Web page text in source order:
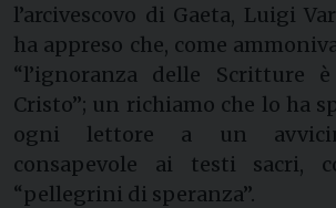
l’arcivescovo di Gaeta, Luigi
ha appreso che, come
“l’ignoranza delle Scritture
Cristo”; un richiamo che lo ha
ogni lettore a un
consapevole ai testi sacri,
“pellegrini di speranza”.